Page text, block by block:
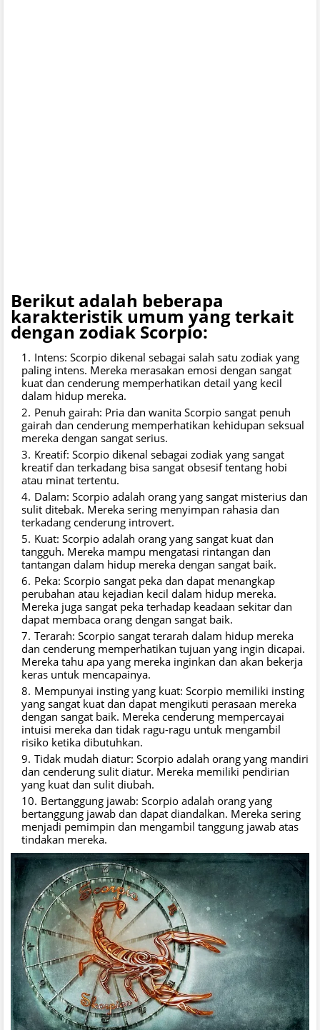
Berikut adalah beberapa
karakteristik umum yang terkait
dengan zodiak Scorpio:
Intens: Scorpio dikenal sebagai salah satu zodiak yang
paling intens. Mereka merasakan emosi dengan sangat
kuat dan cenderung memperhatikan detail yang kecil
dalam hidup mereka.
Penuh gairah: Pria dan wanita Scorpio sangat penuh
gairah dan cenderung memperhatikan kehidupan seksual
mereka dengan sangat serius.
Kreatif: Scorpio dikenal sebagai zodiak yang sangat
kreatif dan terkadang bisa sangat obsesif tentang hobi
atau minat tertentu.
Dalam: Scorpio adalah orang yang sangat misterius dan
sulit ditebak. Mereka sering menyimpan rahasia dan
terkadang cenderung introvert.
Kuat: Scorpio adalah orang yang sangat kuat dan
tangguh. Mereka mampu mengatasi rintangan dan
tantangan dalam hidup mereka dengan sangat baik.
Peka: Scorpio sangat peka dan dapat menangkap
perubahan atau kejadian kecil dalam hidup mereka.
Mereka juga sangat peka terhadap keadaan sekitar dan
dapat membaca orang dengan sangat baik.
Terarah: Scorpio sangat terarah dalam hidup mereka
dan cenderung memperhatikan tujuan yang ingin dicapai.
Mereka tahu apa yang mereka inginkan dan akan bekerja
keras untuk mencapainya.
Mempunyai insting yang kuat: Scorpio memiliki insting
yang sangat kuat dan dapat mengikuti perasaan mereka
dengan sangat baik. Mereka cenderung mempercayai
intuisi mereka dan tidak ragu-ragu untuk mengambil
risiko ketika dibutuhkan.
Tidak mudah diatur: Scorpio adalah orang yang mandiri
dan cenderung sulit diatur. Mereka memiliki pendirian
yang kuat dan sulit diubah.
Bertanggung jawab: Scorpio adalah orang yang
bertanggung jawab dan dapat diandalkan. Mereka sering
menjadi pemimpin dan mengambil tanggung jawab atas
tindakan mereka.